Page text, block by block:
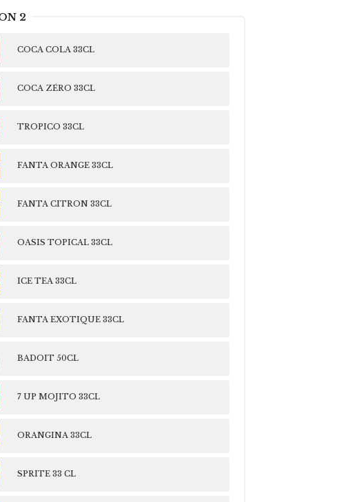
2
COCA COLA 33CL
COCA ZÉRO 33CL
TROPICO 33CL
FANTA ORANGE 33CL
FANTA CITRON 33CL
OASIS TOPICAL 33CL
ICE TEA 33CL
FANTA EXOTIQUE 33CL
BADOIT 50CL
7 UP MOJITO 33CL
ORANGINA 33CL
SPRITE 33 CL